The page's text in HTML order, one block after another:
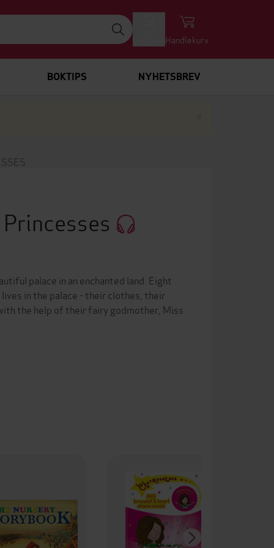
Handlekurv
BOKTIPS NYHETSBREV
palace in an enchanted land. Eight
in the palace - their clothes, their
the help of their fairy godmother, Miss